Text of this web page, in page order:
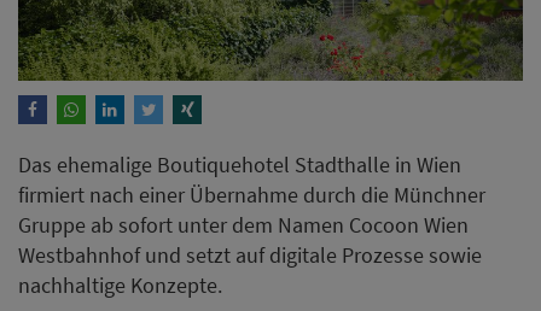
Das ehemalige Boutiquehotel Stadthalle in Wien
firmiert nach einer Übernahme durch die Münchner
Gruppe ab sofort unter dem Namen Cocoon Wien
Westbahnhof und setzt auf digitale Prozesse sowie
nachhaltige Konzepte.